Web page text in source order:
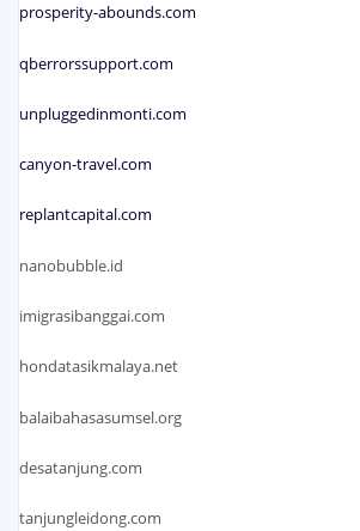
prosperity-abounds.com
qberrorssupport.com
unpluggedinmonti.com
canyon-travel.com
replantcapital.com
nanobubble.id
imigrasibanggai.com
hondatasikmalaya.net
balaibahasasumsel.org
desatanjung.com
tanjungleidong.com